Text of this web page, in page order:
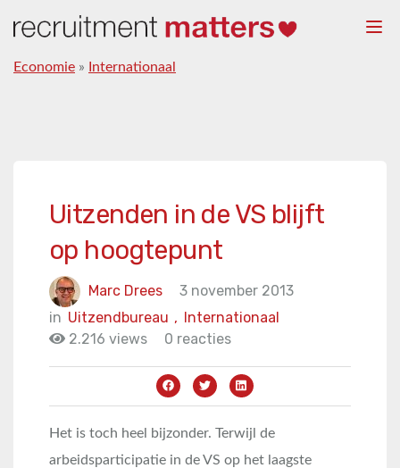
Economie » Internationaal
Uitzenden in de VS blijft
op hoogtepunt
Marc Drees
3 november 2013
in
Internationaal
Uitzendbureau ,
2.216 views
0 reacties
Het is toch heel bijzonder. Terwijl de
arbeidsparticipatie in de VS op het laagste